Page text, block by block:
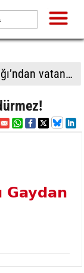
BTP Antalya İl Başkanlığı’ndan vatandaşla yoğun temas
Gaydan